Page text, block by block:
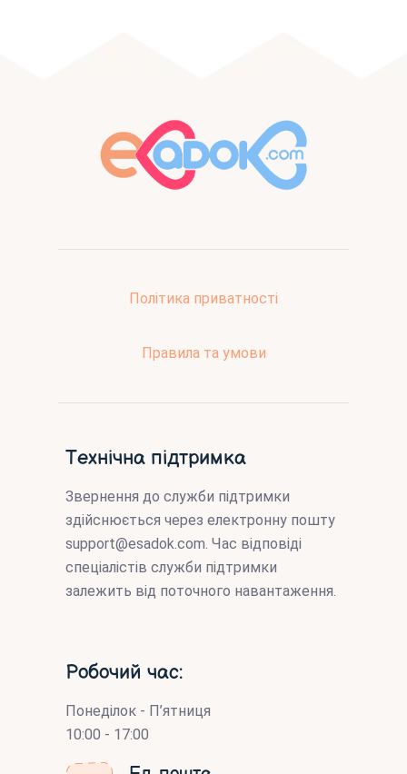
Політика приватності
Правила та умови
Технічна підтримка
Звернення до служби підтримки
здійснюється через електронну пошту
support@esadok.com. Час відповіді
спеціалістів служби підтримки
залежить від поточного навантаження.
Робочий час:
Понеділок - П’ятниця
10:00 - 17:00